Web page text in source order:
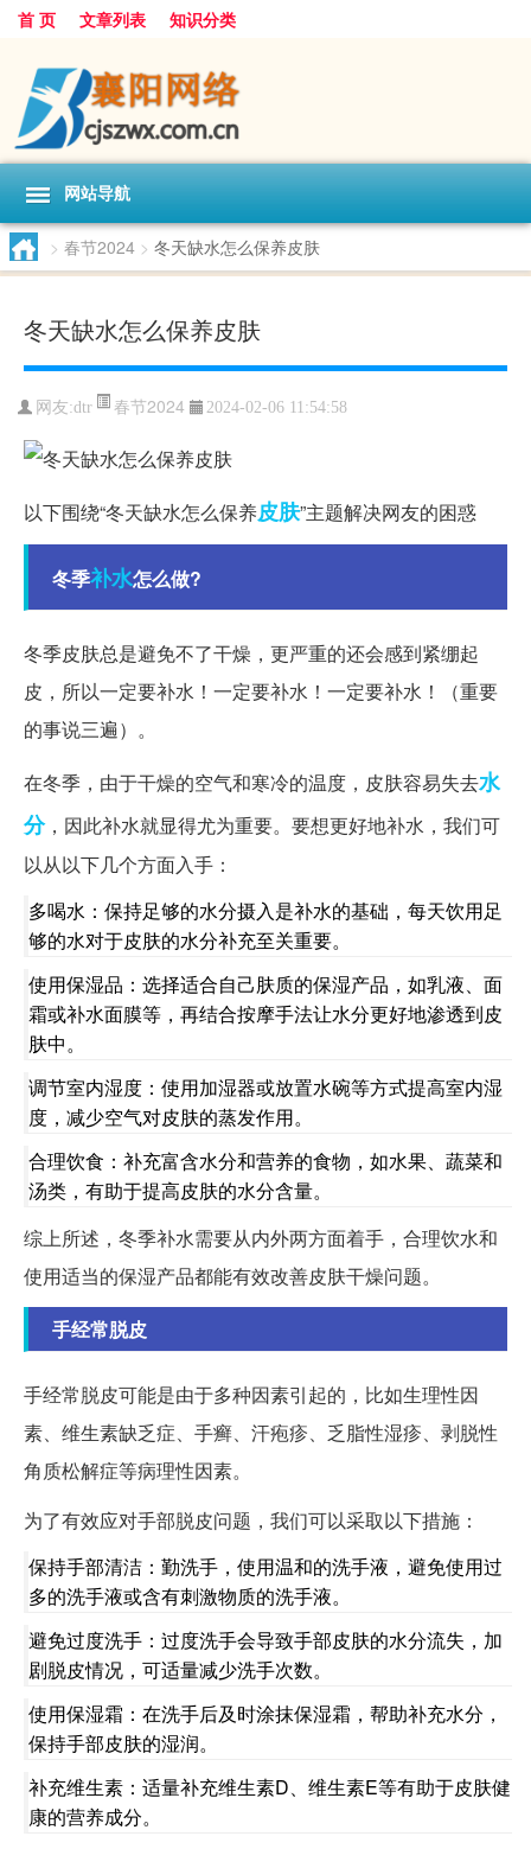
首 页 文章列表 知识分类
网站导航
> 春节2024 > 冬天缺水怎么保养皮肤
冬天缺水怎么保养皮肤
网友:dtr 春节2024 2024-02-06 11:54:58
以下围绕“冬天缺水怎么保养皮肤”主题解决网友的困惑
冬季补水怎么做?
冬季皮肤总是避免不了干燥，更严重的还会感到紧绷起
皮，所以一定要补水！一定要补水！一定要补水！（重要
的事说三遍）。
在冬季，由于干燥的空气和寒冷的温度，皮肤容易失去水
分，因此补水就显得尤为重要。要想更好地补水，我们可
以从以下几个方面入手：
多喝水：保持足够的水分摄入是补水的基础，每天饮用足
够的水对于皮肤的水分补充至关重要。
使用保湿品：选择适合自己肤质的保湿产品，如乳液、面
霜或补水面膜等，再结合按摩手法让水分更好地渗透到皮
肤中。
调节室内湿度：使用加湿器或放置水碗等方式提高室内湿
度，减少空气对皮肤的蒸发作用。
合理饮食：补充富含水分和营养的食物，如水果、蔬菜和
汤类，有助于提高皮肤的水分含量。
综上所述，冬季补水需要从内外两方面着手，合理饮水和
使用适当的保湿产品都能有效改善皮肤干燥问题。
手经常脱皮
手经常脱皮可能是由于多种因素引起的，比如生理性因
素、维生素缺乏症、手癣、汗疱疹、乏脂性湿疹、剥脱性
角质松解症等病理性因素。
为了有效应对手部脱皮问题，我们可以采取以下措施：
保持手部清洁：勤洗手，使用温和的洗手液，避免使用过
多的洗手液或含有刺激物质的洗手液。
避免过度洗手：过度洗手会导致手部皮肤的水分流失，加
剧脱皮情况，可适量减少洗手次数。
使用保湿霜：在洗手后及时涂抹保湿霜，帮助补充水分，
保持手部皮肤的湿润。
补充维生素：适量补充维生素D、维生素E等有助于皮肤健
康的营养成分。